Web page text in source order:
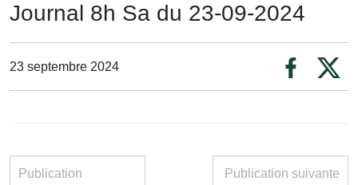
Journal 8h Sa du 23-09-2024
23 septembre 2024
Publication
Publication suivante